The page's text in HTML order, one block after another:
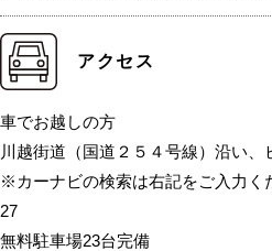
アクセス
車でお越しの方
川越街道（国道２５４号線）沿い、
※カーナビの検索は右記をご入力く
27
無料駐車場23台完備